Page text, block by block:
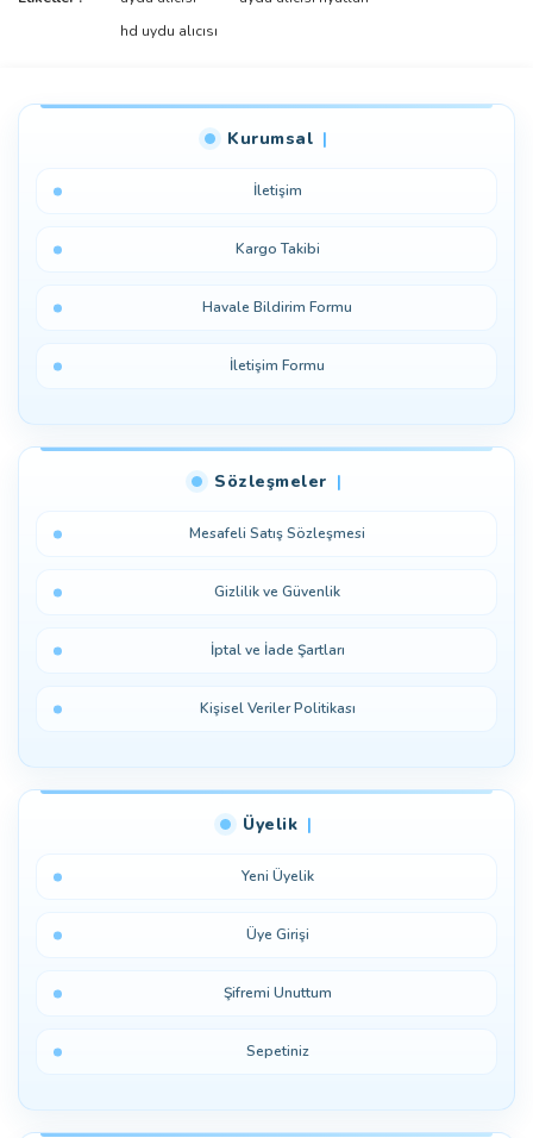
Bu ürüne ilk yorumu siz yapın!
Yorum Yaz
hd uydu alıcısı
Kurumsal
İletişim
Kargo Takibi
Havale Bildirim Formu
İletişim Formu
Sözleşmeler
Mesafeli Satış Sözleşmesi
Gizlilik ve Güvenlik
İptal ve İade Şartları
Kişisel Veriler Politikası
Üyelik
Yeni Üyelik
Üye Girişi
Şifremi Unuttum
Sepetiniz